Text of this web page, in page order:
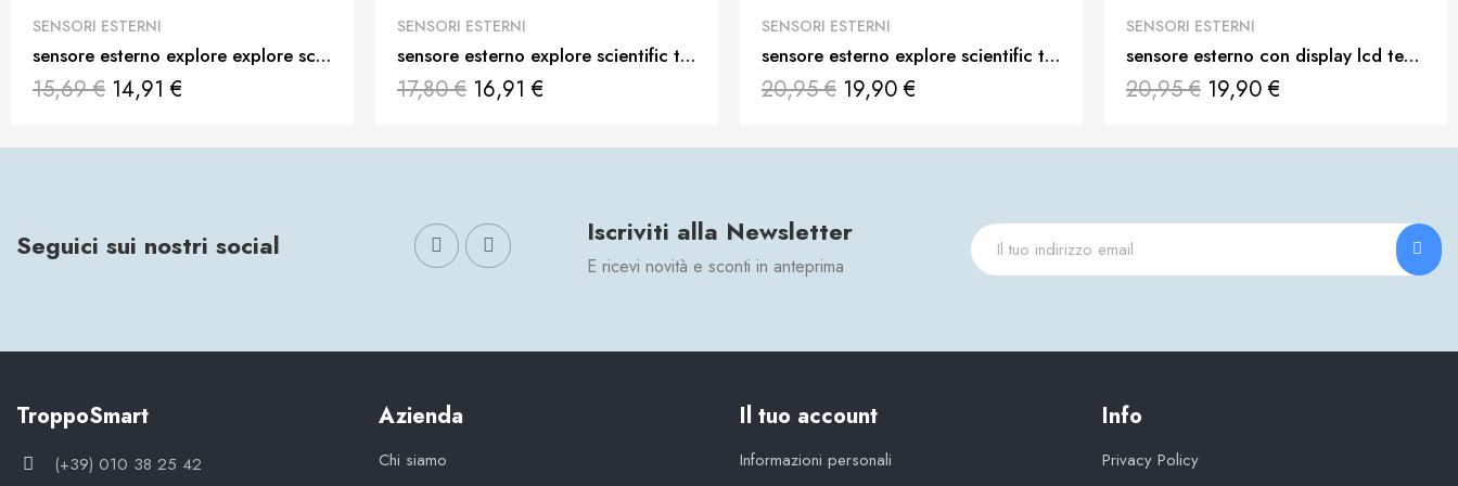
QUICK VIEW
SENSORI ESTERNI
sensore esterno explore explore scientific termo / igrometro per rpw3008
15,69 € 14,91 €
QUICK VIEW
SENSORI ESTERNI
sensore esterno explore scientific termo / igrometro per wsh4003, 4005c, 4008c
17,80 € 16,91 €
QUICK VIEW
SENSORI ESTERNI
sensore esterno explore scientific termo / igrometro per wsh4009 - rpw3008
20,95 € 19,90 €
QUICK VIEW
SENSORI ESTERNI
sensore esterno con display lcd temperatura e umidita' ST1001H
20,95 € 19,90 €
Seguici sui nostri social Iscriviti alla Newsletter
E ricevi novità e sconti in anteprima
TroppoSmart
(+39) 010 38 25 42
Azienda
Chi siamo
Il tuo account
Informazioni personali
Info
Privacy Policy